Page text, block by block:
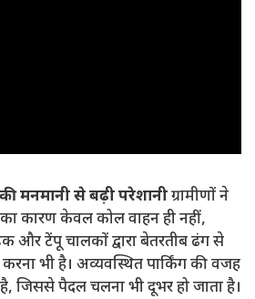
मनमानी से बढ़ी परेशानीग्रामीणों ने
कारण केवल कोल वाहन ही नहीं,
और टेंपू चालकों द्वारा बेतरतीब ढंग से
भी है। अव्यवस्थित पार्किंग की वजह
जिससे पैदल चलना भी दूभर हो जाता है।